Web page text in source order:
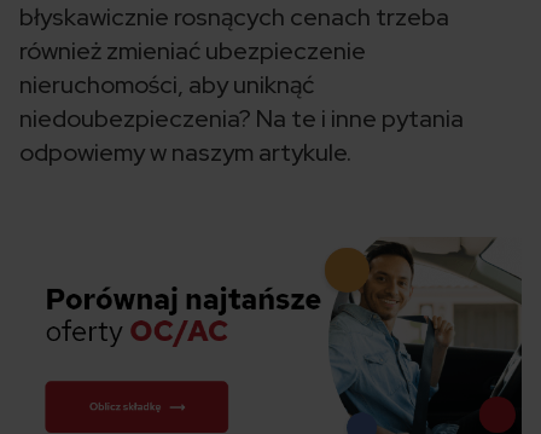
błyskawicznie rosnących cenach trzeba
również zmieniać ubezpieczenie
nieruchomości, aby uniknąć
niedoubezpieczenia? Na te i inne pytania
odpowiemy w naszym artykule.